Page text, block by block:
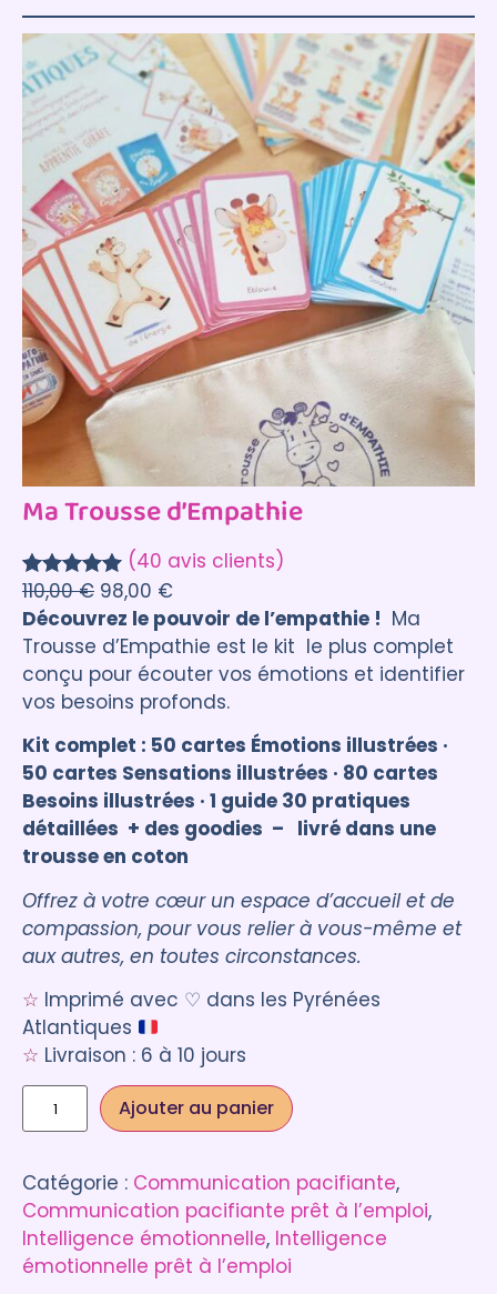
Ma Trousse d’Empathie
Noté5.00
sur 5
basé sur
40
notations
client
(40 avis clients)
110,00€ 98,00 €
Découvrez le pouvoir de l’empathie ! Ma
Trousse d’Empathie est le kit le plus complet
conçu pour écouter vos émotions et identifier
vos besoins profonds.
Kit complet : 50 cartes Émotions illustrées ·
50 cartes Sensations illustrées · 80 cartes
Besoins illustrées · 1 guide 30 pratiques
détaillées + des goodies – livré dans une
trousse en coton
Offrez à votre cœur un espace d’accueil et de
compassion, pour vous relier à vous-même et
aux autres, en toutes circonstances.
☆ Imprimé avec ♡ dans les Pyrénées
Atlantiques
☆ Livraison : 6 à 10 jours
Ajouter au panier
Catégorie : Communication pacifiante
Communication pacifiante prêt à l’emploi
Intelligence émotionnelle, Intelligence
émotionnelle prêt à l’emploi